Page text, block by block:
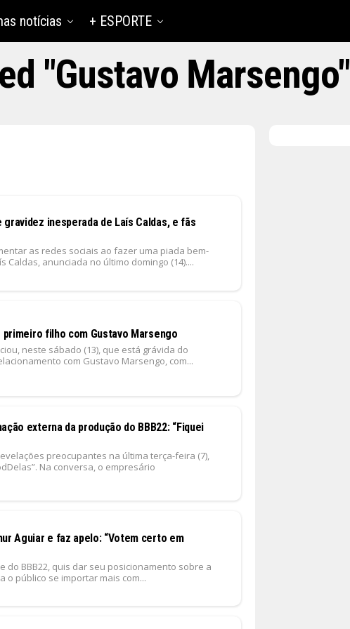
notícias + ESPORTE
"Gustavo Marsengo"
inesperada de Laís Caldas, e fãs
as redes sociais ao fazer uma piada bem-
Caldas, anunciada no último domingo (14)....
primeiro filho com Gustavo Marsengo
neste sábado (13), que está grávida do
com Gustavo Marsengo, com...
externa da produção do BBB22: “Fiquei
preocupantes na última terça-feira (7),
Na conversa, o empresário
Aguiar e faz apelo: “Votem certo em
do BBB22, quis dar seu posicionamento sobre a
o público se importar mais com...